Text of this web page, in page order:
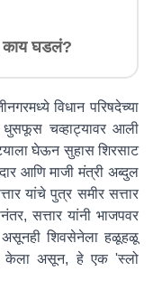
काय घडलं?
विधान परिषदेच्या
धुसफूस चव्हाट्यावर आली
घेऊन सुहास शिरसाट
आणि माजी मंत्री अब्दुल
यांचे पुत्र समीर सत्तार
सत्तार यांनी भाजपवर
शिवसेनेला हळूहळू
केला असून, हे एक 'स्लो